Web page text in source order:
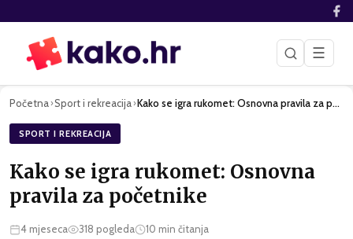
☰
Početna›Sport i rekreacija› Kako se igra rukomet: Osnovna pravila za početnike
SPORT I REKREACIJA
Kako se igra rukomet: Osnovna
pravila za početnike
4 mjeseca 318 pogleda 10 min čitanja